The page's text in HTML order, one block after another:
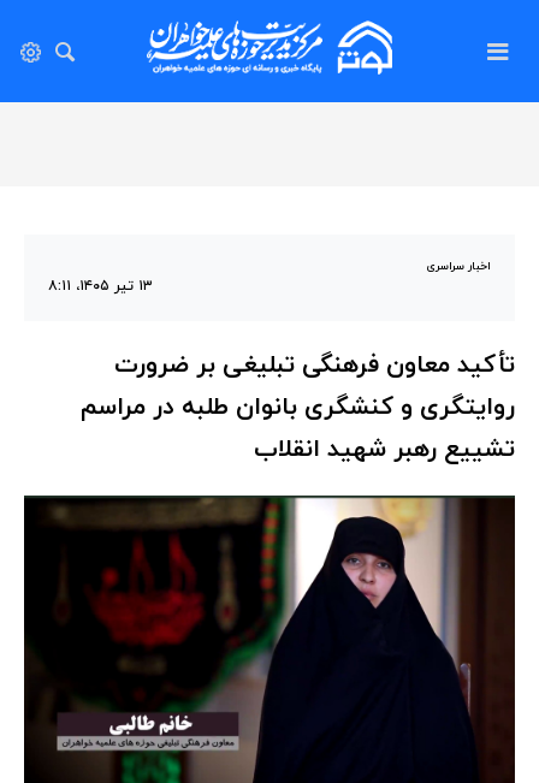
اخبار سراسری
۱۳ تیر ۱۴۰۵، ۸:۱۱
تأکید معاون فرهنگی تبلیغی بر ضرورت
روایتگری و کنشگری بانوان طلبه در مراسم
تشییع رهبر شهید انقلاب